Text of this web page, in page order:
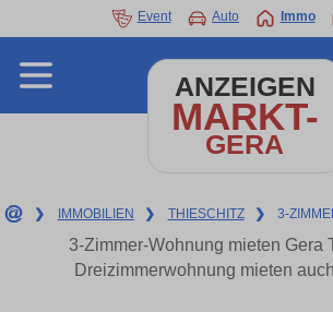
Event Auto Immo
ANZEIGEN
MARKT-
GERA
❯ IMMOBILIEN ❯ THIESCHITZ ❯ 3-
3-Zimmer-Wohnung mieten Gera
Dreizimmerwohnung mieten